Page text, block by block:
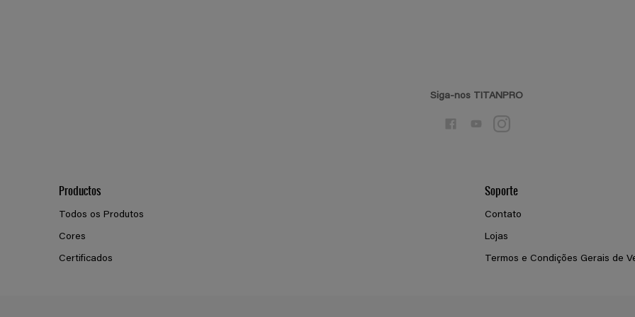
Siga-nos TITANPRO
Productos
Todos os Produtos
Cores
Certificados
Soporte
Contato
Lojas
Termos e Condições Gerais de